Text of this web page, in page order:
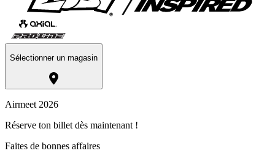
Sélectionner un magasin
Airmeet 2026
Réserve ton billet dès maintenant !
Faites de bonnes affaires